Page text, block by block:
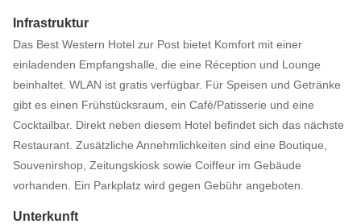
Infrastruktur
Das Best Western Hotel zur Post bietet Komfort mit einer
einladenden Empfangshalle, die eine Réception und Lounge
beinhaltet. WLAN ist gratis verfügbar. Für Speisen und Getränke
gibt es einen Frühstücksraum, ein Café/Patisserie und eine
Cocktailbar. Direkt neben diesem Hotel befindet sich das nächste
Restaurant. Zusätzliche Annehmlichkeiten sind eine Boutique,
Souvenirshop, Zeitungskiosk sowie Coiffeur im Gebäude
vorhanden. Ein Parkplatz wird gegen Gebühr angeboten.
Unterkunft